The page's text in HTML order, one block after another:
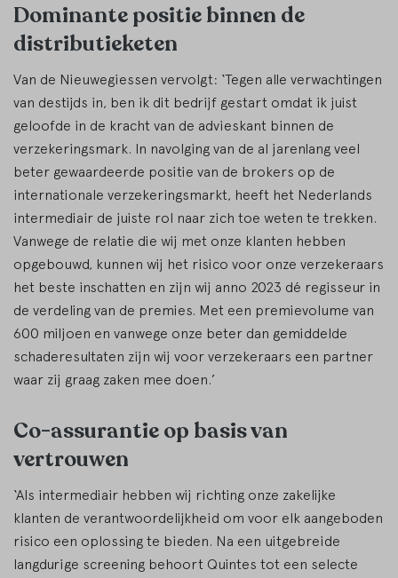
Dominante positie binnen de
distributieketen
Van de Nieuwegiessen vervolgt: ‘Tegen alle verwachtingen
van destijds in, ben ik dit bedrijf gestart omdat ik juist
geloofde in de kracht van de advieskant binnen de
verzekeringsmark. In navolging van de al jarenlang veel
beter gewaardeerde positie van de brokers op de
internationale verzekeringsmarkt, heeft het Nederlands
intermediair de juiste rol naar zich toe weten te trekken.
Vanwege de relatie die wij met onze klanten hebben
opgebouwd, kunnen wij het risico voor onze verzekeraars
het beste inschatten en zijn wij anno 2023 dé regisseur in
de verdeling van de premies. Met een premievolume van
600 miljoen en vanwege onze beter dan gemiddelde
schaderesultaten zijn wij voor verzekeraars een partner
waar zij graag zaken mee doen.’
Co-assurantie op basis van
vertrouwen
‘Als intermediair hebben wij richting onze zakelijke
klanten de verantwoordelijkheid om voor elk aangeboden
risico een oplossing te bieden. Na een uitgebreide
langdurige screening behoort Quintes tot een selecte